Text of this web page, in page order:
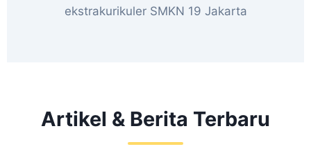
ekstrakurikuler SMKN 19 Jakarta
Artikel & Berita Terbaru